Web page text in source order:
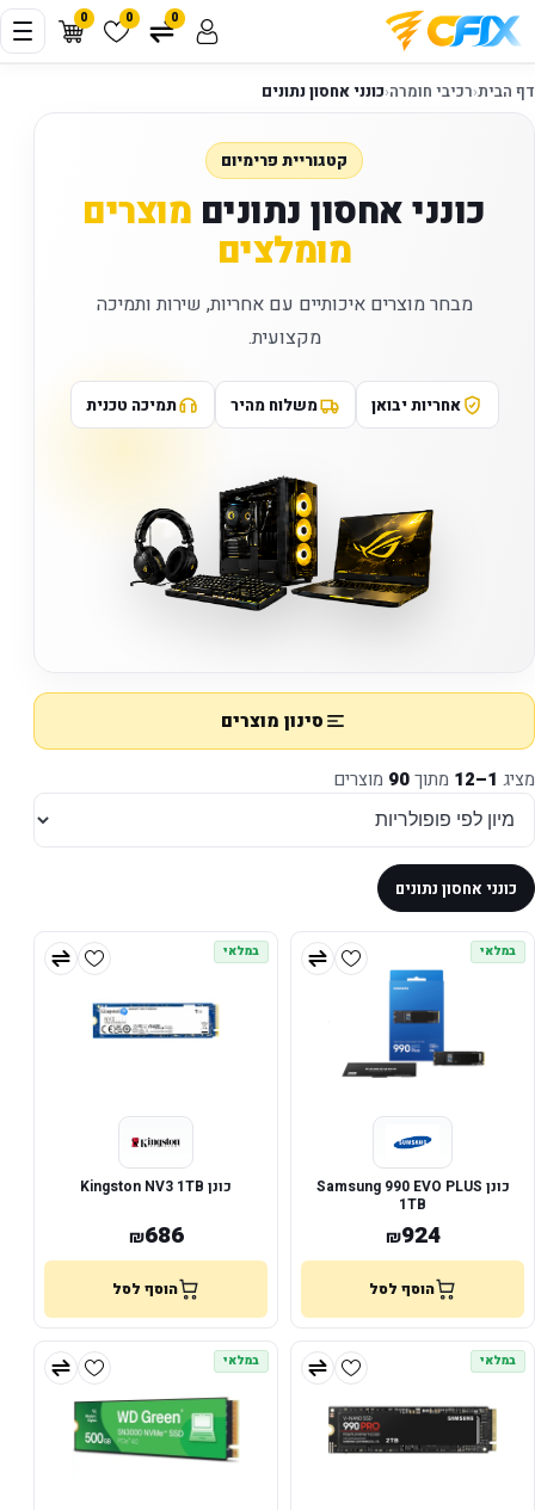
0 0 0
דף הבית‹רכיבי חומרה‹כונני אחסון נתונים
קטגוריית פרימיום
כונני אחסון נתונים מוצרים
מומלצים
מבחר מוצרים איכותיים עם אחריות, שירות ותמיכה
מקצועית.
אחריות יבואן משלוח מהיר תמיכה טכנית
סינון מוצרים
מציג 1–12 מתוך90 מוצרים
כונני אחסון נתונים
במלאי
כונן Samsung 990 EVO PLUS
1TB
₪924
הוסף לסל
במלאי
כונן Kingston NV3 1TB
₪686
הוסף לסל
במלאי במלאי